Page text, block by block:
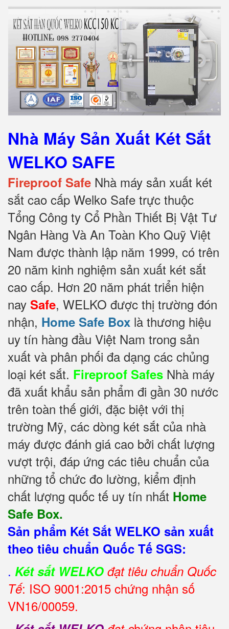
Nhà Máy Sản Xuất Két Sắt
WELKO SAFE
Fireproof Safe Nhà máy sản xuất két
sắt cao cấp Welko Safe trực thuộc
Tổng Công ty Cổ Phần Thiết Bị Vật Tư
Ngân Hàng Và An Toàn Kho Quỹ Việt
Nam được thành lập năm 1999, có trên
20 năm kinh nghiệm sản xuất két sắt
cao cấp. Hơn 20 năm phát triển hiện
nay Safe, WELKO được thị trường đón
nhận, Home Safe Box là thương hiệu
uy tín hàng đầu Việt Nam trong sản
xuất và phân phối đa dạng các chủng
loại két sắt. Fireproof Safes Nhà máy
đã xuất khẩu sản phẩm đi gần 30 nước
trên toàn thế giới, đặc biệt với thị
trường Mỹ, các dòng két sắt của nhà
máy được đánh giá cao bởi chất lượng
vượt trội, đáp ứng các tiêu chuẩn của
những tổ chức đo lường, kiểm định
chất lượng quốc tế uy tín nhất Home
Safe Box.
Sản phẩm Két Sắt WELKO sản xuất
theo tiêu chuẩn Quốc Tế SGS:
. Két sắt WELKO đạt tiêu chuẩn Quốc
Tế: ISO 9001:2015 chứng nhận số
VN16/00059.